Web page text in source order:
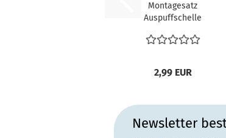
Montagesatz
Auspuffschelle
Abgasanlage...
2,99 EUR
Newsletter